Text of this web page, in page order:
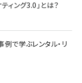
ィング3.0」とは？
例で学ぶレンタル・リ